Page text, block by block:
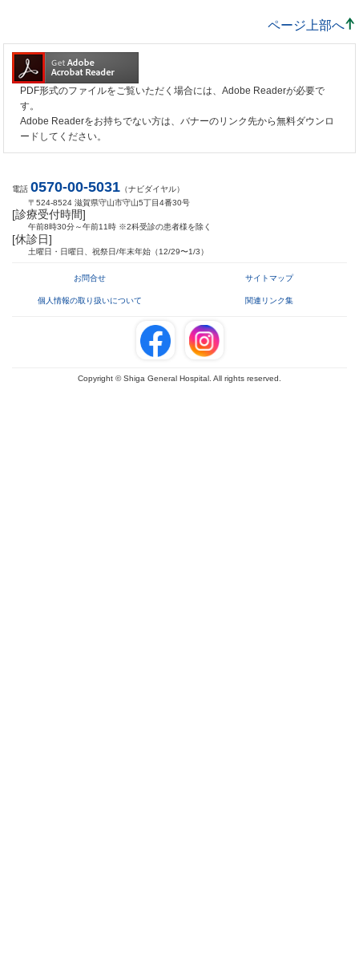
ページ上部へ
PDF形式のファイルをご覧いただく場合には、Adobe Readerが必要で
す。
Adobe Readerをお持ちでない方は、バナーのリンク先から無料ダウンロ
ードしてください。
電話 0570-00-5031 （ナビダイヤル）
〒524-8524 滋賀県守山市守山5丁目4番30号
[診療受付時間]
午前8時30分～午前11時 ※2科受診の患者様を除く
[休診日]
土曜日・日曜日、祝祭日/年末年始（12/29〜1/3）
お問合せ サイトマップ
個人情報の取り扱いについて 関連リンク集
Copyright © Shiga General Hospital. All rights reserved.